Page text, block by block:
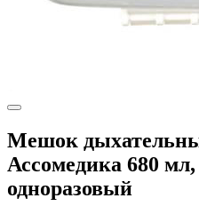
Мешок
Ассомедика 680
одноразовый